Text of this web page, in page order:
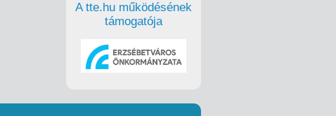
A tte.hu működésének
támogatója